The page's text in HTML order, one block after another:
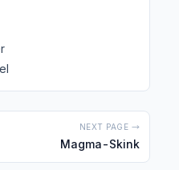
NEXT PAGE →
Magma-Skink